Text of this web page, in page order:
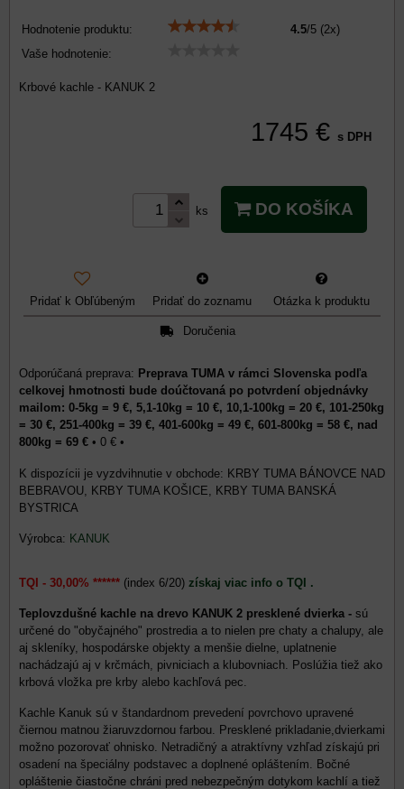
Hodnotenie produktu: 4.5/5 (2x)
Vaše hodnotenie:
Krbové kachle - KANUK 2
1745 € s DPH
ks DO KOŠÍKA
Pridať k Obľúbeným Pridať do zoznamu Otázka k produktu
Doručenia
Preprava TUMA v rámci Slovenska podľa
celkovej hmotnosti bude doúčtovaná po potvrdení objednávky
mailom: 0-5kg = 9 €, 5,1-10kg = 10 €, 10,1-100kg = 20 €, 101-250kg
= 30 €, 251-400kg = 39 €, 401-600kg = 49 €, 601-800kg = 58 €, nad
800kg = 69 € • 0 € •
KRBY TUMA BÁNOVCE NAD
BEBRAVOU, KRBY TUMA KOŠICE, KRBY TUMA BANSKÁ
BYSTRICA
Výrobca: KANUK
TQI - 30,00% ****** (index 6/20) získaj viac info o TQI .
Teplovzdušné kachle na drevo KANUK 2 presklené dvierka - sú
určené do "obyčajného" prostredia a to nielen pre chaty a chalupy, ale
aj skleníky, hospodárske objekty a menšie dielne, uplatnenie
nachádzajú aj v krčmách, pivniciach a klubovniach. Poslúžia tiež ako
krbová vložka pre krby alebo kachľová pec.
Kachle Kanuk sú v štandardnom prevedení povrchovo upravené
čiernou matnou žiaruvzdornou farbou. Presklené prikladanie,dvierkami
možno pozorovať ohnisko. Netradičný a atraktívny vzhľad získajú pri
osadení na špeciálny podstavec a doplnené opláštením. Bočné
opláštenie čiastočne chráni pred nebezpečným dotykom kachlí a tiež